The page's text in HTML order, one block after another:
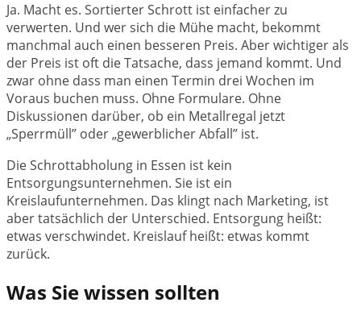
Ja. Macht es. Sortierter Schrott ist einfacher zu
verwerten. Und wer sich die Mühe macht, bekommt
manchmal auch einen besseren Preis. Aber wichtiger als
der Preis ist oft die Tatsache, dass jemand kommt. Und
zwar ohne dass man einen Termin drei Wochen im
Voraus buchen muss. Ohne Formulare. Ohne
Diskussionen darüber, ob ein Metallregal jetzt
„Sperrmüll” oder „gewerblicher Abfall” ist.
Die Schrottabholung in Essen ist kein
Entsorgungsunternehmen. Sie ist ein
Kreislaufunternehmen. Das klingt nach Marketing, ist
aber tatsächlich der Unterschied. Entsorgung heißt:
etwas verschwindet. Kreislauf heißt: etwas kommt
zurück.
Was Sie wissen sollten